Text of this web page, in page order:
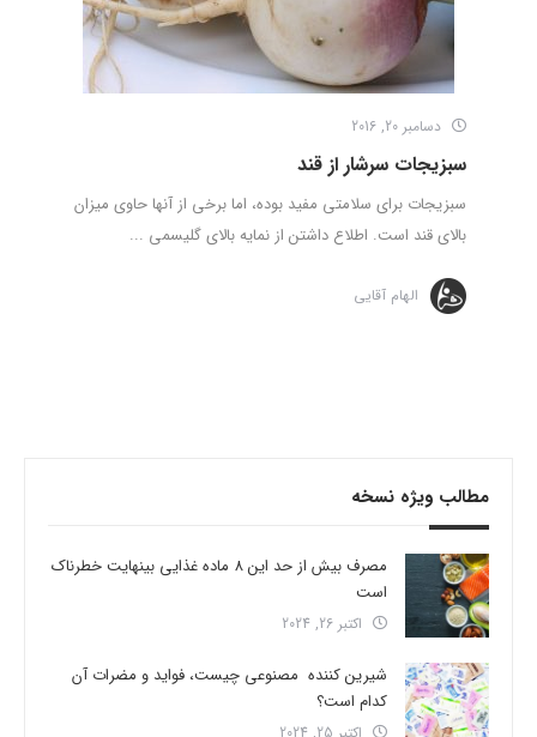
دسامبر 20, 2016
سبزیجات سرشار از قند
سبزیجات برای سلامتی مفید بوده، اما برخی از آنها حاوی میزان
بالای قند است. اطلاع داشتن از نمایه بالای گلیسمی ...
الهام آقایی
مطالب ویژه نسخه
مصرف بیش از حد این 8 ماده غذایی بینهایت خطرناک
است
اکتبر 26, 2024
شیرین کننده مصنوعی چیست، فواید و مضرات آن
کدام است؟